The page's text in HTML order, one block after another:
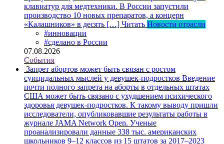
клавиатур для медтехники. В России запустили
производство 10 новых препаратов, а концерн
«Калашников» в десять […] Читать Новости отрасли
#инновации
#сделано в России
07.08.2026
События
Запрет абортов может быть связан с ростом
суицидальных мыслей у девушек-подростков Введение
почти полного запрета на аборты в отдельных штатах
США может быть связано с ухудшением психического
здоровья девушек-подростков. К такому выводу пришли
исследователи, опубликовавшие результаты работы в
журнале JAMA Network Open. Ученые
проанализировали данные 338 тыс. американских
школьников 9–12 классов из 15 штатов за 2017–2023